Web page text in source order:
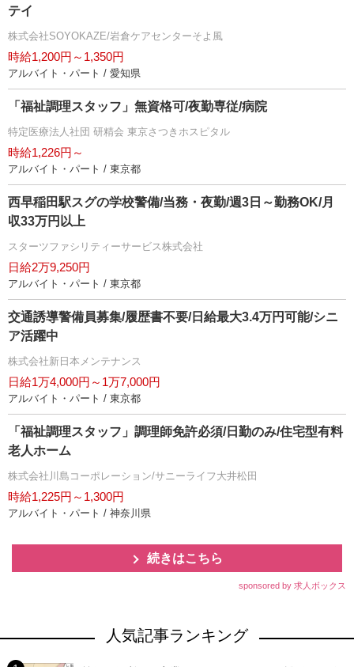
テイ
株式会社SOYOKAZE/岩倉ケアセンターそよ風
時給1,200円～1,350円
アルバイト・パート / 愛知県
「福祉調理スタッフ」無資格可/夜勤専従/病院
特定医療法人社団 研精会 東京さつきホスピタル
時給1,226円～
アルバイト・パート / 東京都
西早稲田駅スグの学校警備/当務・夜勤/週3日～勤務OK/月
収33万円以上
スターツファシリティーサービス株式会社
日給2万9,250円
アルバイト・パート / 東京都
交通誘導警備員募集/履歴書不要/日給最大3.4万円可能/シニ
ア活躍中
株式会社新日本メンテナンス
日給1万4,000円～1万7,000円
アルバイト・パート / 東京都
「福祉調理スタッフ」調理師免許必須/日勤のみ/住宅型有料
老人ホーム
株式会社川島コーポレーション/サニーライフ大井松田
時給1,225円～1,300円
アルバイト・パート / 神奈川県
続きはこちら
sponsored by 求人ボックス
人気記事ランキング